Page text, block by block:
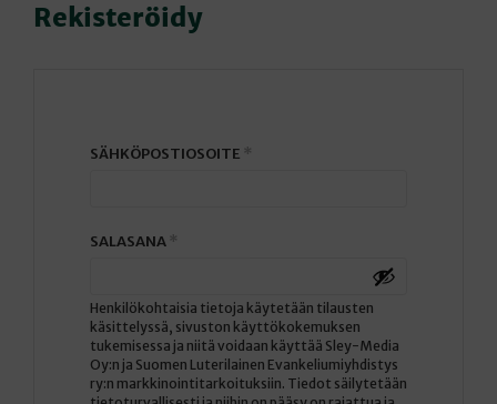
Rekisteröidy
SÄHKÖPOSTIOSOITE *
SALASANA *
Henkilökohtaisia tietoja käytetään tilausten
käsittelyssä, sivuston käyttökokemuksen
tukemisessa ja niitä voidaan käyttää Sley-Media
Oy:n ja Suomen Luterilainen Evankeliumiyhdistys
ry:n markkinointitarkoituksiin. Tiedot säilytetään